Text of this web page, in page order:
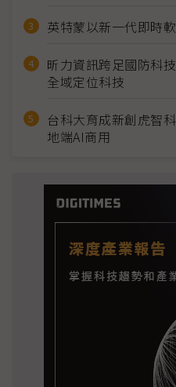
英特蒙以新一代即時
昕力資訊跨足國防科
全域定位科技
台科大育成新創虎智
地端AI商用